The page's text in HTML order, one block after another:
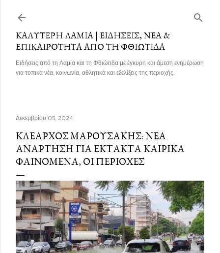
ΚΑΛΎΤΕΡΗ ΛΑΜΊΑ | ΕΙΔΉΣΕΙΣ, ΝΈΑ &
ΕΠΙΚΑΙΡΌΤΗΤΑ ΑΠΌ ΤΗ ΦΘΙΏΤΙΔΑ
Ειδήσεις από τη Λαμία και τη Φθιώτιδα με έγκυρη και άμεση ενημέρωση
για τοπικά νέα, κοινωνία, αθλητικά και εξελίξεις της περιοχής.
Δεκεμβρίου 05, 2024
ΚΛΈΑΡΧΟΣ ΜΑΡΟΥΣΆΚΗΣ: ΝΈΑ
ΑΝΆΡΤΗΣΗ ΓΙΑ ΈΚΤΑΚΤΑ ΚΑΙΡΙΚΆ
ΦΑΙΝΌΜΕΝΑ, ΟΙ ΠΕΡΙΟΧΈΣ